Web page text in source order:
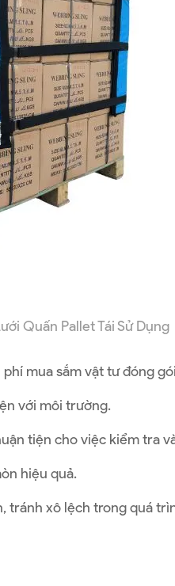
Quấn Pallet Tái Sử Dụng
mua sắm vật tư đóng
với môi trường.
tiện cho việc kiểm tra
hiệu quả.
tránh xô lệch trong quá